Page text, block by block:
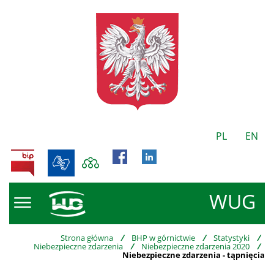
PL EN
WUG
BIP
Strona główna / BHP w górnictwie / Statystyki /
Niebezpieczne zdarzenia / Niebezpieczne zdarzenia 2020 /
Niebezpieczne zdarzenia - tąpnięcia